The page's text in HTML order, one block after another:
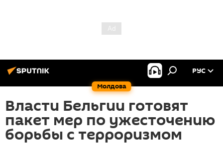
Молдова
РУС
Власти Бельгии готовят
пакет мер по ужесточению
борьбы с терроризмом